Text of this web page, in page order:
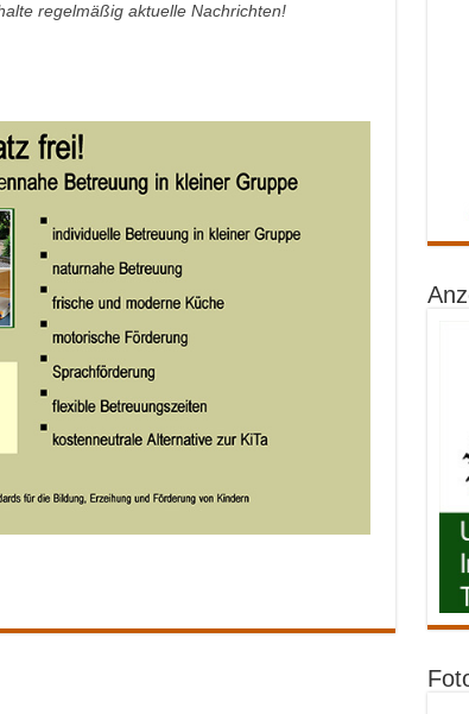
regelmäßig aktuelle Nachrichten!